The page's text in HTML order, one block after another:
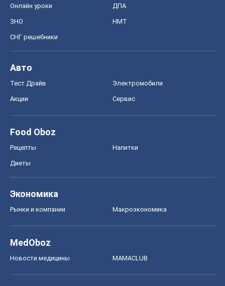
Онлайн уроки ДПА
ЗНО НМТ
СНГ решебники
Авто
Тест Драйв Электромобили
Акции Сервис
Food Oboz
Рецепты Напитки
Диеты
Экономика
Рынки и компании Mакроэкономика
MedOboz
Новости медицины MAMACLUB